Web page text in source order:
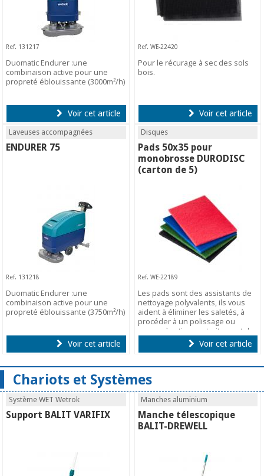
Ref. 131217
Duomatic Endurer :une
combinaison active pour une
propreté éblouissante (3000m²/h)
Voir cet article
Ref. WE-22420
Pour le récurage à sec des sols
bois.
Voir cet article
Laveuses accompagnées
ENDURER 75
Ref. 131218
Duomatic Endurer :une
combinaison active pour une
propreté éblouissante (3750m²/h)
Voir cet article
Disques
Pads 50x35 pour
monobrosse DURODISC
(carton de 5)
Ref. WE-22189
Les pads sont des assistants de
nettoyage polyvalents, ils vous
aident à éliminer les saletés, à
procéder à un polissage ou
encore à retirer un traitement de
Voir cet article
Chariots et Systèmes
Système WET Wetrok
Support BALIT VARIFIX
Manches aluminium
Manche télescopique
BALIT-DREWELL